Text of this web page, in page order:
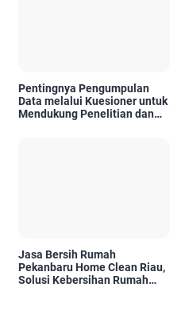
Pentingnya Pengumpulan
Data melalui Kuesioner untuk
Mendukung Penelitian dan
Jasa Bersih Rumah
Pekanbaru Home Clean Riau,
Solusi Kebersihan Rumah